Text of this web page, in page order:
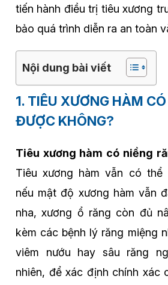
tiến hành điều trị tiêu xương
bảo quá trình diễn ra an toàn
Nội dung bài viết
1. TIÊU XƯƠNG HÀM
ĐƯỢC KHÔNG?
Tiêu xương hàm có niềng
Tiêu xương hàm vẫn có thể
nếu mật độ xương hàm vẫn
nha, xương ổ răng còn đủ
kèm các bệnh lý răng miệng
viêm nướu hay sâu răng
nhiên, để xác định chính xác